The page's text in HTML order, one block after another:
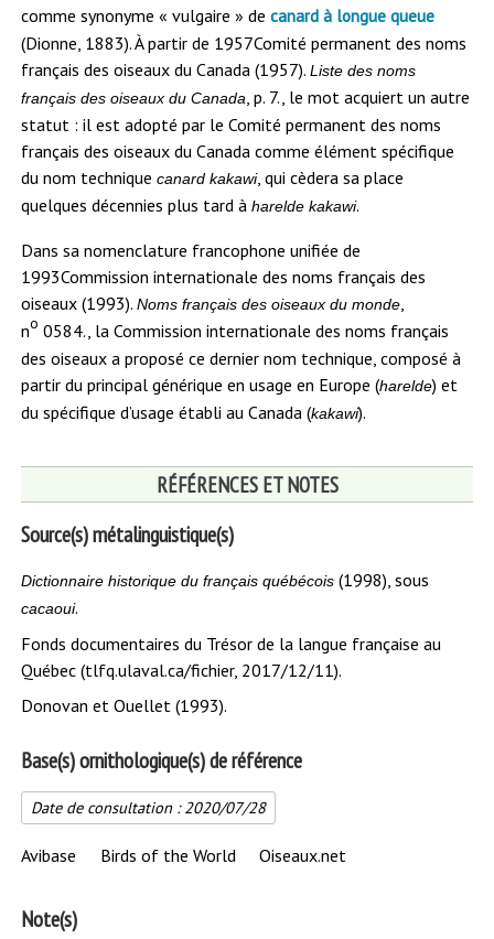
comme synonyme « vulgaire » decanard à longue queue
(Dionne, 1883). À partir de 1957Comité permanent des noms
français des oiseaux du Canada (1957).Liste des noms
français des oiseaux du Canada , p. 7. , le mot acquiert un autre
statut : il est adopté par le Comité permanent des noms
français des oiseaux du Canada comme élément spécifique
du nom techniquecanard kakawi, qui cèdera sa place
quelques décennies plus tard àharelde kakawi.
Dans sa nomenclature francophone unifiée de
1993Commission internationale des noms français des
oiseaux (1993).Noms français des oiseaux du monde
no 0584. , la Commission internationale des noms français
des oiseaux a proposé ce dernier nom technique, composé à
partir du principal générique en usage en Europe (harelde) et
du spécifique d’usage établi au Canada (kakawi).
RÉFÉRENCES ET NOTES
Source(s) métalinguistique(s)
Dictionnaire historique du français québécois (1998), sous
cacaoui.
Fonds documentaires du Trésor de la langue française au
Québec (tlfq.ulaval.ca/fichier, 2017/12/11).
Donovan et Ouellet (1993).
Base(s) ornithologique(s) de référence
Date de consultation : 2020/07/28
Avibase Birds of the World Oiseaux.net
Note(s)